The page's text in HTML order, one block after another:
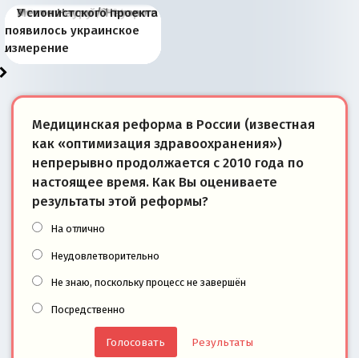
Киевская марионетка
Запада рассказала о
«переобувании» хозяев
В России назрели
перемены: 15 шагов к
суверенной экономике
Миграционный пожар
Европы
Россия начинает
сбрасывать балласт
Анкориджа
Россия зимой 1904
года: первые уступки во
внутренней политике
Русская нация вчера и
сегодня
Почему правый крах в
Варшаве не поможет её
отношениям с Россией?
Место Науру / Науэро в
современной истории
Южной Осетии
У сионистского проекта
появилось украинское
измерение
Медицинская реформа в России (известная
как «оптимизация здравоохранения»)
непрерывно продолжается с 2010 года по
настоящее время. Как Вы оцениваете
результаты этой реформы?
На отлично
Неудовлетворительно
Не знаю, поскольку процесс не завершён
Посредственно
Результаты